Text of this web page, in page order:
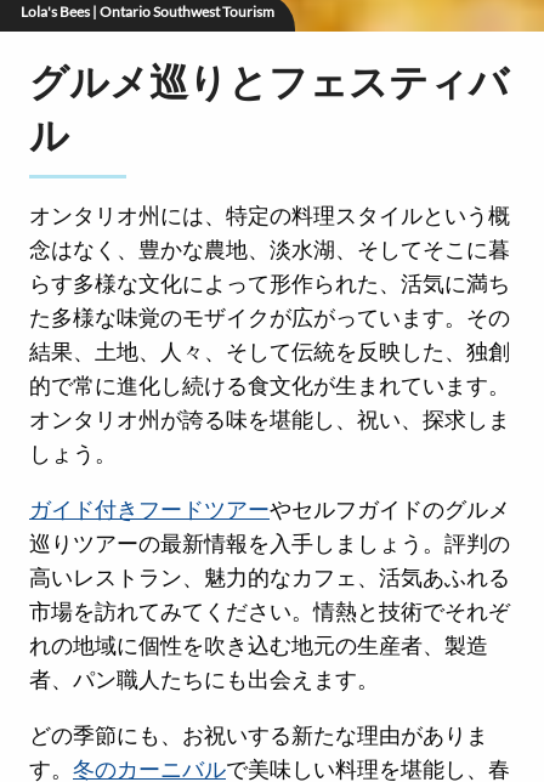
Lola's Bees | Ontario Southwest Tourism
グルメ巡りとフェスティバ
ル
オンタリオ州には、特定の料理スタイルという概
念はなく、豊かな農地、淡水湖、そしてそこに暮
らす多様な文化によって形作られた、活気に満ち
た多様な味覚のモザイクが広がっています。その
結果、土地、人々、そして伝統を反映した、独創
的で常に進化し続ける食文化が生まれています。
オンタリオ州が誇る味を堪能し、祝い、探求しま
しょう。
ガイド付きフードツアーやセルフガイドのグルメ
巡りツアーの最新情報を入手しましょう。評判の
高いレストラン、魅力的なカフェ、活気あふれる
市場を訪れてみてください。情熱と技術でそれぞ
れの地域に個性を吹き込む地元の生産者、製造
者、パン職人たちにも出会えます。
どの季節にも、お祝いする新たな理由がありま
す。 冬のカーニバルで美味しい料理を堪能し、春